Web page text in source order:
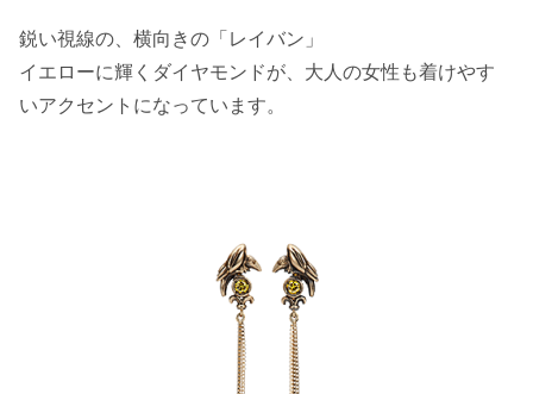
鋭い視線の、横向きの「レイバン」
イエローに輝くダイヤモンドが、大人の女性も着けやす
いアクセントになっています。